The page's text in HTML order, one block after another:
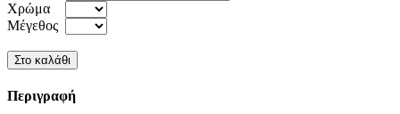
Χρώμα
Μέγεθος
Περιγραφή